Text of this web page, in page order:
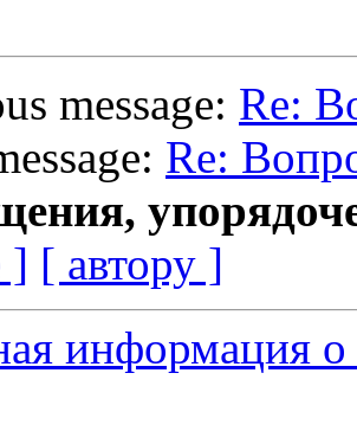
message: Re:
Re:
] [ автору ]
информация